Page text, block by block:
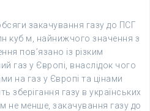
закачування газу до ПСГ
куб м, найнижчого значення з
пов’язано із різким
газ у Європі, внаслідок чого
на газ у Європі та цінами
зберігання газу в українських
менше, закачування газу до